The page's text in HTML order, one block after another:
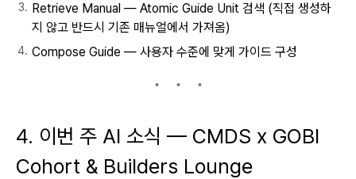
Retrieve Manual — Atomic Guide Unit 검색 (직접 생성하
지 않고 반드시 기존 매뉴얼에서 가져옴)
Compose Guide — 사용자 수준에 맞게 가이드 구성
4. 이번 주 AI 소식 — CMDS x GOBI
Cohort & Builders Lounge